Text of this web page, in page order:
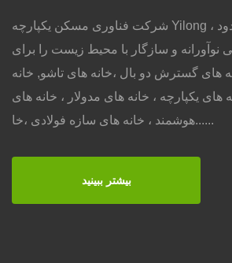
شرکت فناوری مسکن یکپارچه Yilong ، با مسئولیت محدود
نوآورانه و سازگار با محیط زیست را برای
های گسترش دو بال ،خانه های تاشو, خانه
های یکپارچه ، خانه های مدولار ، خانه های
هوشمند ، خانه های سازه فولادی ،خا......
بیشتر ببینید